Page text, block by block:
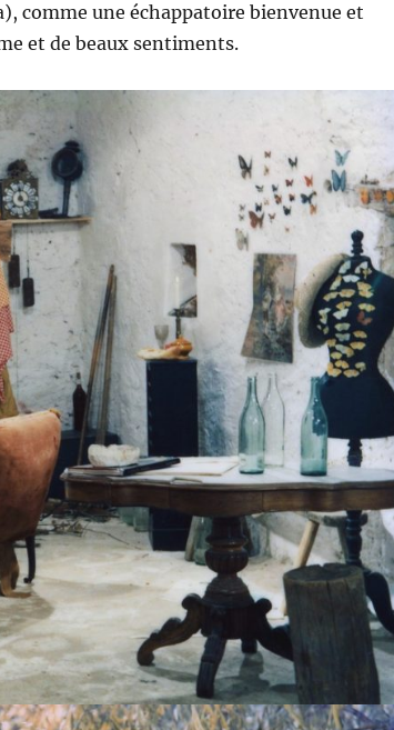
comme une échappatoire bienvenue et
et de beaux sentiments.